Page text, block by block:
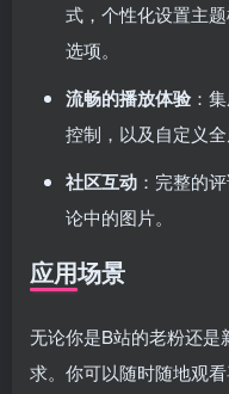
式，个性化设置主
选项。
流畅的播放体验：
控制，以及自定义全
社区互动 ：完整的
论中的图片。
应用场景
无论你是B站的老粉还是
求。你可以随时随地观